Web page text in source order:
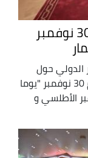
"إعلان الجزائر" يدعو الى تأسيس 30 نوفمبر
حول
جرائم الاستعمار في إفريقيا، إلى إعلان يوم 30 نوفمبر "يوما
الأطلسي و